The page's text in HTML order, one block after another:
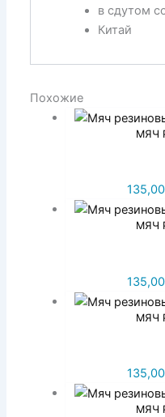
в сдутом
Китай
Похожие
МЯЧ
135,00
МЯЧ
135,00
МЯЧ
135,00
МЯЧ